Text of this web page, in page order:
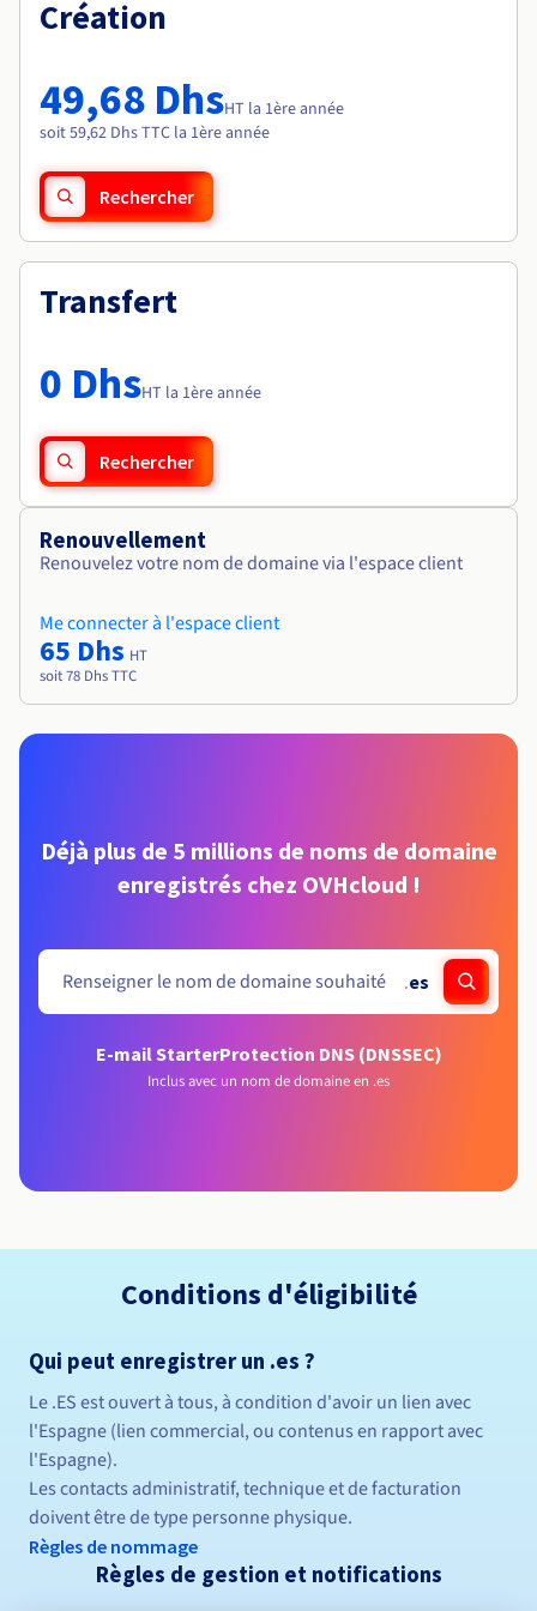
Tarifs
Roadmap & Changelog
Roadmap & Changelog
Création
49,68 DhsHT la 1ère année
soit 59,62 Dhs TTC la 1ère année
Rechercher
Transfert
0 DhsHT la 1ère année
Rechercher
Renouvellement
Renouvelez votre nom de domaine via l'espace client
Me connecter à l'espace client
65 Dhs HT
soit 78 Dhs TTC
Déjà plus de 5 millions de noms de domaine
enregistrés chez OVHcloud !
.es
E-mail StarterProtection DNS (DNSSEC)
Inclus avec un nom de domaine en .es
Conditions d'éligibilité
Qui peut enregistrer un .es ?
Le .ES est ouvert à tous, à condition d'avoir un lien avec
l'Espagne (lien commercial, ou contenus en rapport avec
l'Espagne).
Les contacts administratif, technique et de facturation
doivent être de type personne physique.
Règles de nommage
Règles de gestion et notifications